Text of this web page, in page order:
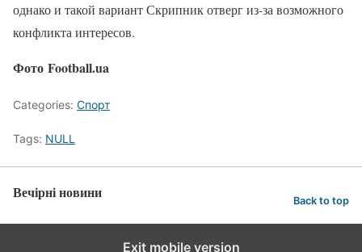
однако и такой вариант Скрипник отверг из-за возможного
конфликта интересов.
Фото Football.ua
Categories: Спорт
Tags: NULL
Вечірні новини Back to top
Exit mobile version